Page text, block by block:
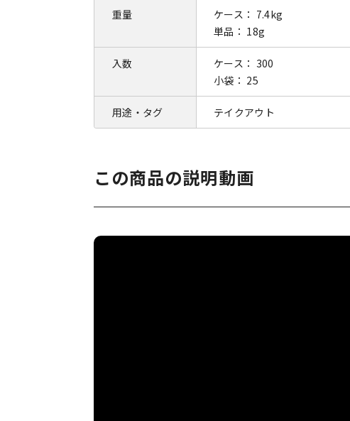
重量
ケース： 7.4kg
単品： 18g
入数
ケース： 300
小袋： 25
用途・タグ テイクアウト
この商品の説明動画